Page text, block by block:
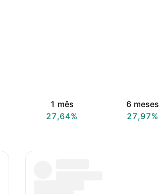
1 mês
27,64%
6 meses
27,97%